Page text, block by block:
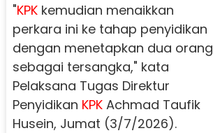
"KPKkemudian menaikkan
perkara ini ke tahap penyidikan
dengan menetapkan dua orang
sebagai tersangka," kata
Pelaksana Tugas Direktur
Penyidikan KPKAchmad Taufik
Husein, Jumat (3/7/2026).